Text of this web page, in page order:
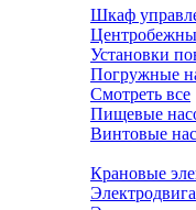
Шкаф
Установки
Погружные
Смотреть все
Пищевые
Винтовые
Крановые